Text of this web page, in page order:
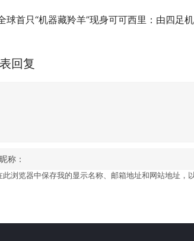
球首只“机器藏羚羊”现身可可西里：由四足机器人“扮演”，可远距离观测
回复
昵称：
此浏览器中保存我的显示名称、邮箱地址和网站地址，